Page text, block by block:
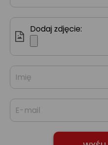
Dodaj zdjęcie: